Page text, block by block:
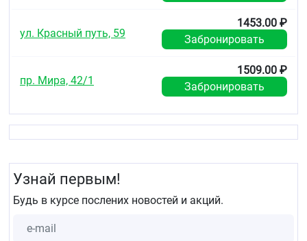
ул. Красный путь, 59
1453.00 ₽
Забронировать
пр. Мира, 42/1
1509.00 ₽
Забронировать
Узнай первым!
Будь в курсе послених новостей и акций.